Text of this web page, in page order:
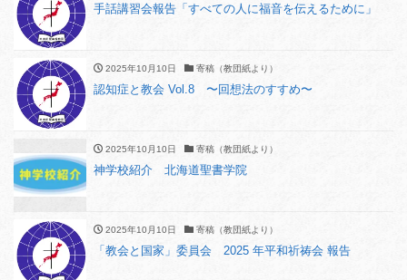
手話講習会報告「すべての人に福音を伝えるために」
2025年10月10日 寄稿（教団紙より）
認知症と教会 Vol.8 〜回想法のすすめ〜
2025年10月10日 寄稿（教団紙より）
神学校紹介 北海道聖書学院
2025年10月10日 寄稿（教団紙より）
「教会と国家」委員会 2025 年平和祈祷会 報告